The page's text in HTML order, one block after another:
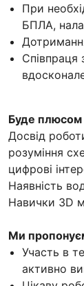
При
БПЛА,
Співпраця
Буде плюсом
Досвід
розуміння
цифрові
Наявність
Навички 3D
Ми
Участь в
активно